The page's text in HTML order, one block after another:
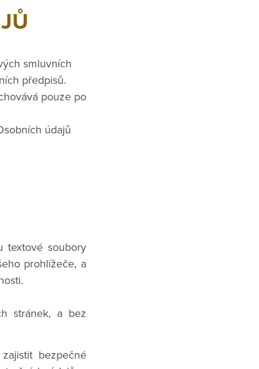
smluvních
předpisů.
pouze po
údajů
textové soubory
prohlížeče, a
stránek, a bez
bezpečné